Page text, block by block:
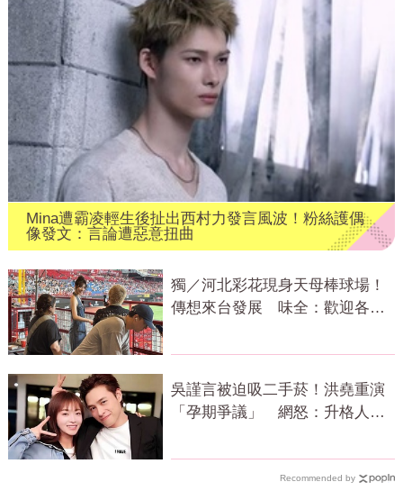
Mina遭霸凌輕生後扯出西村力發言風波！粉絲護偶
像發文：言論遭惡意扭曲
獨／河北彩花現身天母棒球場！
傳想來台發展 味全：歡迎各界
吳謹言被迫吸二手菸！洪堯重演
「孕期爭議」 網怒：升格人父
Recommended by